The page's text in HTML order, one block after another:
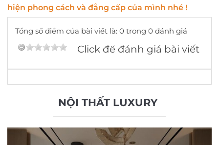
hiện phong cách và đẳng cấp của mình nhé !
Tổng số điểm của bài viết là: 0 trong 0 đánh giá
Click để đánh giá bài viết
NỘI THẤT LUXURY